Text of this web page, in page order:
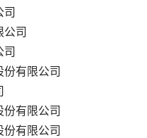
司
有限公司
有限公司
有限公司